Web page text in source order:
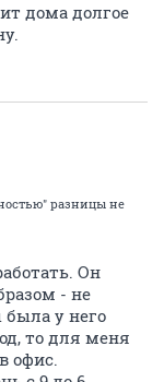
дома долгое
разницы не
Он
- не
была у него
то для меня
офис.